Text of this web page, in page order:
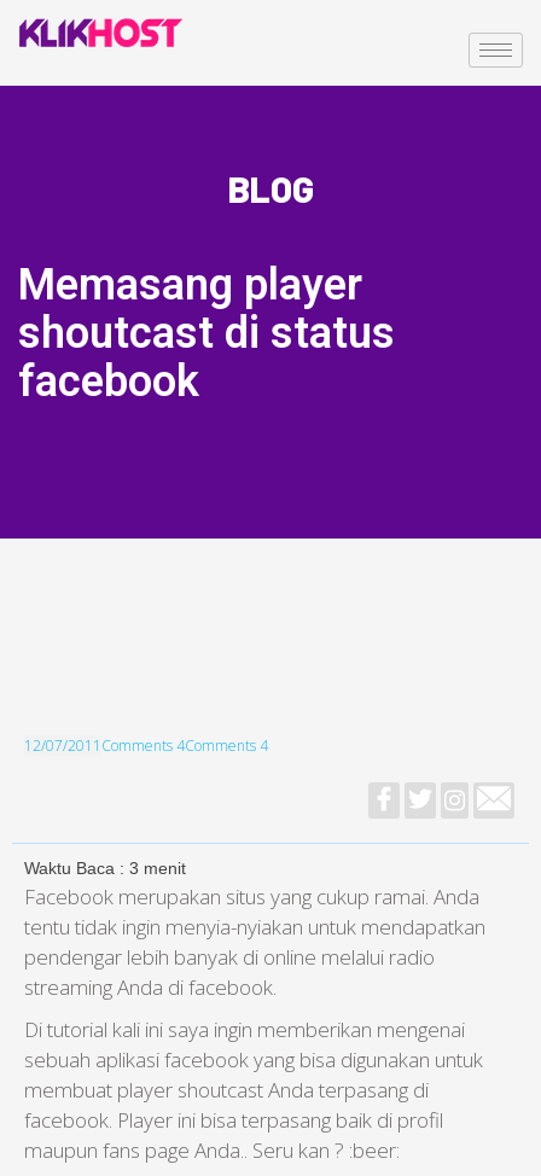
BLOG
Memasang player
shoutcast di status
facebook
12/07/2011 Comments 4Comments 4
Waktu Baca : 3 menit
Facebook merupakan situs yang cukup ramai. Anda
tentu tidak ingin menyia-nyiakan untuk mendapatkan
pendengar lebih banyak di online melalui radio
streaming Anda di facebook.
Di tutorial kali ini saya ingin memberikan mengenai
sebuah aplikasi facebook yang bisa digunakan untuk
membuat player shoutcast Anda terpasang di
facebook. Player ini bisa terpasang baik di profil
maupun fans page Anda.. Seru kan ? :beer: